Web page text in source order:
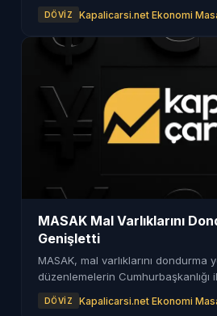
DÖVIZ Kapalicarsi.net Ekonomi
MASAK Mal Varlıklarını
Genişletti
MASAK, mal varlıklarını dondurma
düzenlemelerin Cumhurbaşkanlığı
Bakanlığı koordinasyonunda
DÖVIZ Kapalicarsi.net Ekonomi